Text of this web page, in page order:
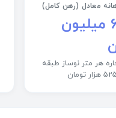
معادل (رهن کامل)
66.00 میلیون
هر متر نوساز طبقه